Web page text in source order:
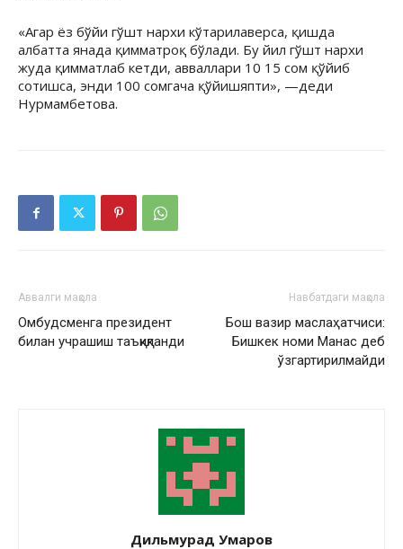
«Агар ёз бўйи гўшт нархи кўтарилаверса, қишда
албатта янада қимматроқ бўлади. Бу йил гўшт нархи
жуда қимматлаб кетди, авваллари 10 15 сом қўйиб
сотишса, энди 100 сомгача қўйишяпти», —деди
Нурмамбетова.
Аввалги мақола
Омбудсменга президент
билан учрашиш таъқиқланди
Навбатдаги мақола
Бош вазир маслаҳатчиси:
Бишкек номи Манас деб
ўзгартирилмайди
Дильмурад Умаров